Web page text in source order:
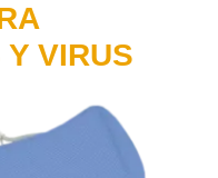
VIRUS